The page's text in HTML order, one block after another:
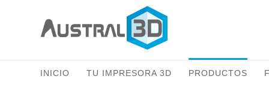
INICIO TU IMPRESORA 3D PRODUCTOS